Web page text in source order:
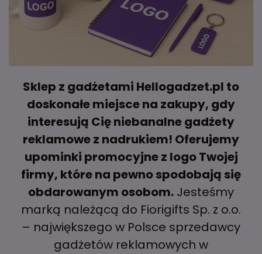
Sklep z gadżetami Hellogadzet.pl to
doskonałe miejsce na zakupy, gdy
interesują Cię niebanalne gadżety
reklamowe z nadrukiem! Oferujemy
upominki promocyjne z logo Twojej
firmy, które na pewno spodobają się
obdarowanym osobom. Jesteśmy
marką należącą do Fiorigifts Sp. z o.o.
– największego w Polsce sprzedawcy
gadżetów reklamowych w